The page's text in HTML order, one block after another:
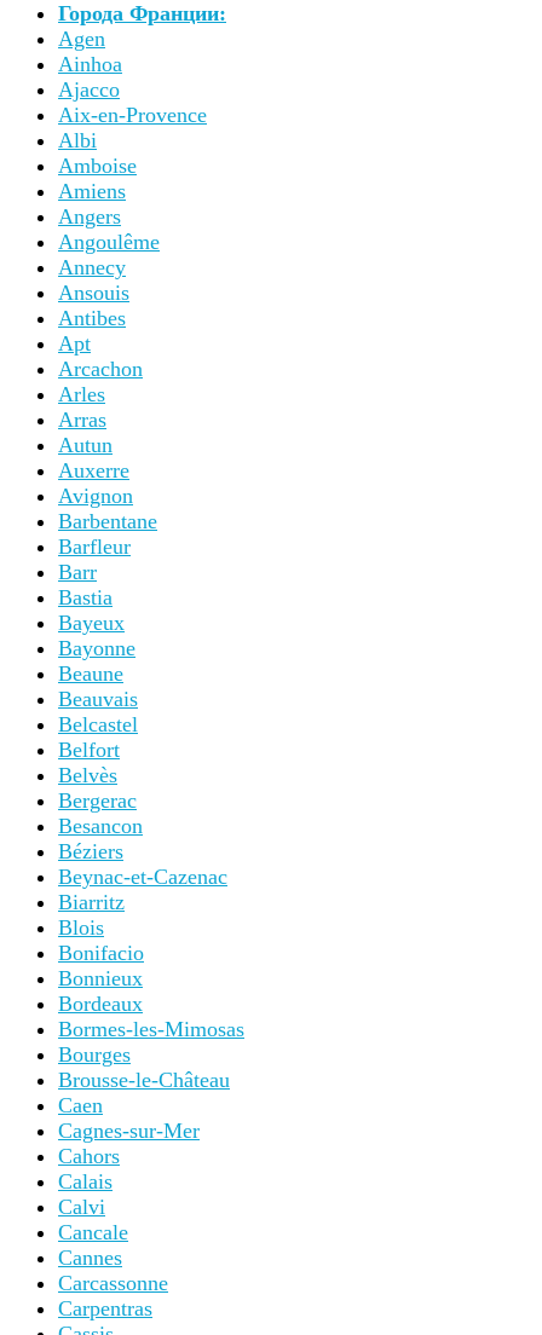
Города Франции:
Agen
Ainhoa
Ajacco
Aix-en-Provence
Albi
Amboise
Amiens
Angers
Angoulême
Annecy
Ansouis
Antibes
Apt
Arcachon
Arles
Arras
Autun
Auxerre
Avignon
Barbentane
Barfleur
Barr
Bastia
Bayeux
Bayonne
Beaune
Beauvais
Belcastel
Belfort
Belvès
Bergerac
Besancon
Béziers
Beynac-et-Cazenac
Biarritz
Blois
Bonifacio
Bonnieux
Bordeaux
Bormes-les-Mimosas
Bourges
Brousse-le-Château
Caen
Cagnes-sur-Mer
Cahors
Calais
Calvi
Cancale
Cannes
Carcassonne
Carpentras